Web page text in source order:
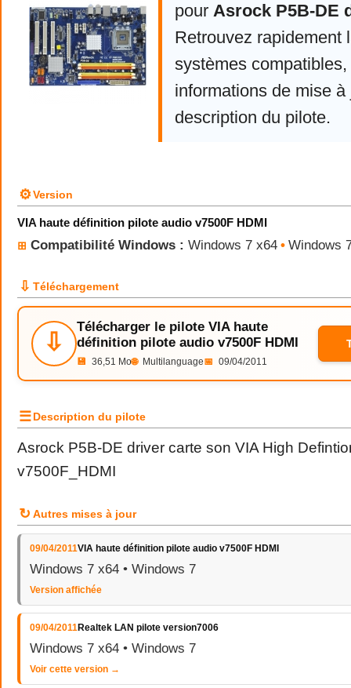
pour Asrock P5B-DE
Retrouvez rapidement
systèmes compatibles,
informations de mise à
description du pilote.
⚙Version
VIA haute définition pilote audio v7500F HDMI
⊞ Compatibilité Windows : Windows 7 x64 • Windows
⇩ Téléchargement
⇩
Télécharger le pilote VIA haute
définition pilote audio v7500F HDMI
💾 36,51 Mo🌐 Multilanguage📅 09/04/2011
☰Description du pilote
Asrock P5B-DE driver carte son VIA High
v7500F_HDMI
↻ Autres mises à jour
09/04/2011VIA haute définition pilote audio v7500F HDMI
Windows 7 x64 • Windows 7
Version affichée
09/04/2011Realtek LAN pilote version7006
Windows 7 x64 • Windows 7
Voir cette version →